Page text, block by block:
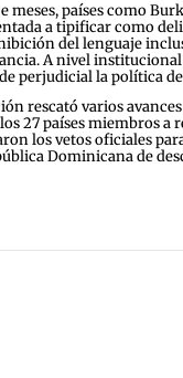
meses, países como
a tipificar como
del lenguaje
A nivel
perjudicial la política
rescató varios
27 países miembros
los vetos oficiales
Dominicana de